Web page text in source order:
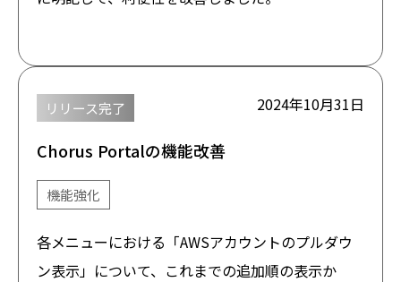
リリース完了 2024年10月31日
Chorus Portalの機能改善
機能強化
各メニューにおける「AWSアカウントのプルダウ
ン表示」について、これまでの追加順の表示か